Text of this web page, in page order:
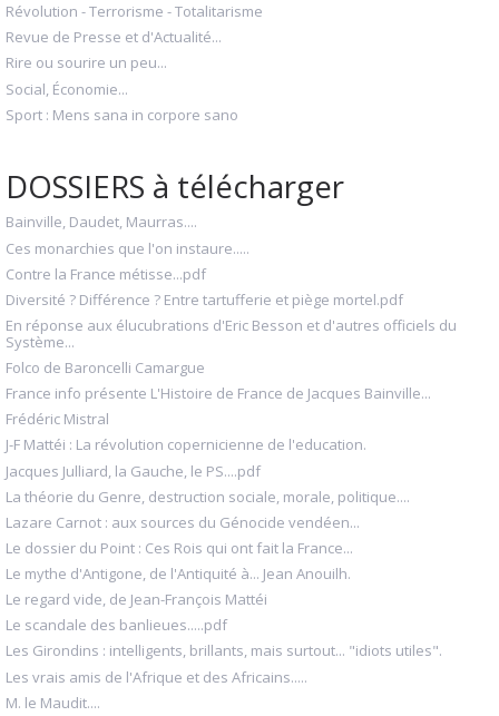
Révolution - Terrorisme - Totalitarisme
Revue de Presse et d'Actualité...
Rire ou sourire un peu...
Social, Économie...
Sport : Mens sana in corpore sano
DOSSIERS à télécharger
Bainville, Daudet, Maurras....
Ces monarchies que l'on instaure.....
Contre la France métisse...pdf
Diversité ? Différence ? Entre tartufferie et piège mortel.pdf
En réponse aux élucubrations d'Eric Besson et d'autres officiels du
Système...
Folco de Baroncelli Camargue
France info présente L'Histoire de France de Jacques Bainville...
Frédéric Mistral
J-F Mattéi : La révolution copernicienne de l'education.
Jacques Julliard, la Gauche, le PS....pdf
La théorie du Genre, destruction sociale, morale, politique....
Lazare Carnot : aux sources du Génocide vendéen...
Le dossier du Point : Ces Rois qui ont fait la France...
Le mythe d'Antigone, de l'Antiquité à... Jean Anouilh.
Le regard vide, de Jean-François Mattéi
Le scandale des banlieues.....pdf
Les Girondins : intelligents, brillants, mais surtout... "idiots utiles".
Les vrais amis de l'Afrique et des Africains.....
M. le Maudit....